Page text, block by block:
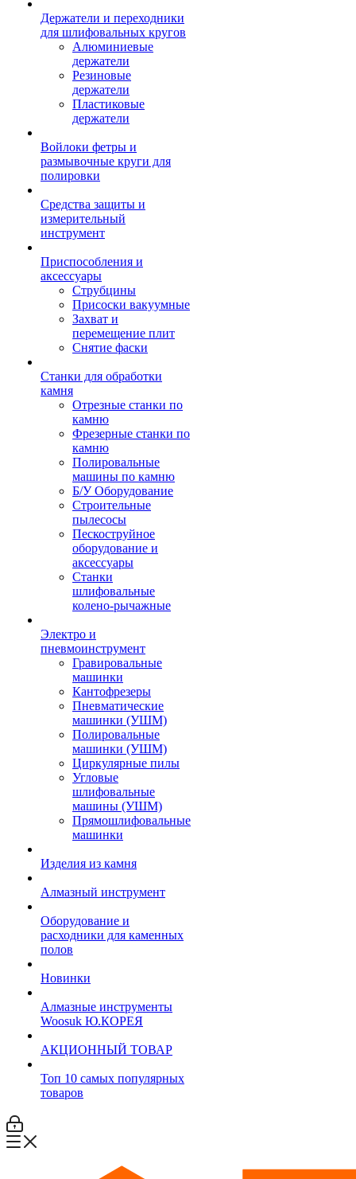
Держатели и переходники
для шлифовальных кругов
Алюминиевые
держатели
Резиновые
держатели
Пластиковые
держатели
Войлоки фетры и
размывочные круги для
полировки
Средства защиты и
измерительный
инструмент
Приспособления и
аксессуары
Струбцины
Присоски вакуумные
Захват и
перемещение плит
Снятие фаски
Станки для обработки
камня
Отрезные станки по
камню
Фрезерные станки по
камню
Полировальные
машины по камню
Б/У Оборудование
Строительные
пылесосы
Пескоструйное
оборудование и
аксессуары
Станки
шлифовальные
колено-рычажные
Электро и
пневмоинструмент
Гравировальные
машинки
Кантофрезеры
Пневматические
машинки (УШМ)
Полировальные
машинки (УШМ)
Циркулярные пилы
Угловые
шлифовальные
машины (УШМ)
Прямошлифовальные
машинки
Изделия из камня
Алмазный инструмент
Оборудование и
расходники для каменных
полов
Новинки
Алмазные инструменты
Woosuk Ю.КОРЕЯ
АКЦИОННЫЙ ТОВАР
Топ 10 самых популярных
товаров